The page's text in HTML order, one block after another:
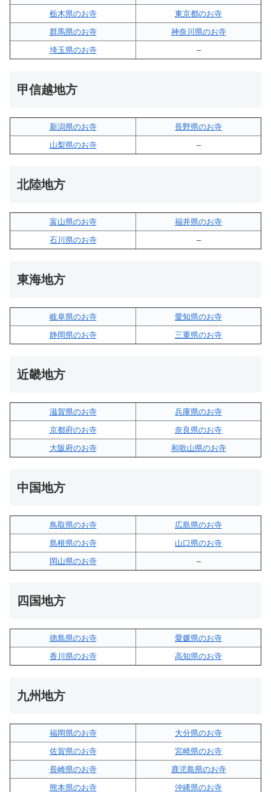
栃木県のお寺
東京都のお寺
群馬県のお寺
神奈川県のお寺
埼玉県のお寺
–
甲信越地方
新潟県のお寺
長野県のお寺
山梨県のお寺
–
北陸地方
富山県のお寺
福井県のお寺
石川県のお寺
–
東海地方
岐阜県のお寺
愛知県のお寺
静岡県のお寺
三重県のお寺
近畿地方
滋賀県のお寺
兵庫県のお寺
京都府のお寺
奈良県のお寺
大阪府のお寺
和歌山県のお寺
中国地方
鳥取県のお寺
広島県のお寺
島根県のお寺
山口県のお寺
岡山県のお寺
–
四国地方
徳島県のお寺
愛媛県のお寺
香川県のお寺
高知県のお寺
九州地方
福岡県のお寺
大分県のお寺
佐賀県のお寺
宮崎県のお寺
長崎県のお寺
鹿児島県のお寺
熊本県のお寺
沖縄県のお寺